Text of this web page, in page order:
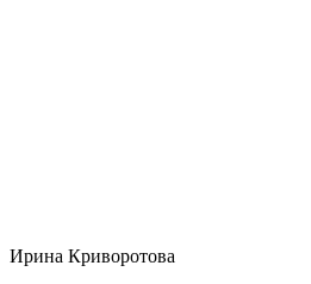
Ирина Криворотова